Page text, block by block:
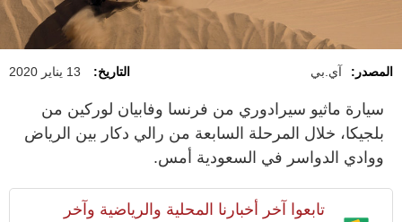
المصدر: آي.بي التاريخ: 13 يناير 2020
سيارة ماثيو سيرادوري من فرنسا وفابيان لوركين من
بلجيكا، خلال المرحلة السابعة من رالي دكار بين الرياض
ووادي الدواسر في السعودية أمس.
تابعوا آخر أخبارنا المحلية والرياضية وآخر